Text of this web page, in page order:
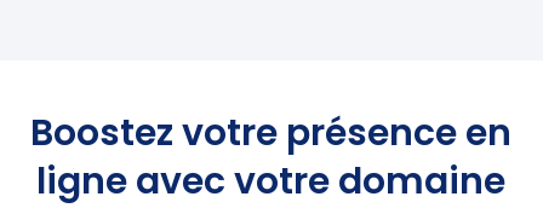
Boostez votre présence en
ligne avec votre domaine